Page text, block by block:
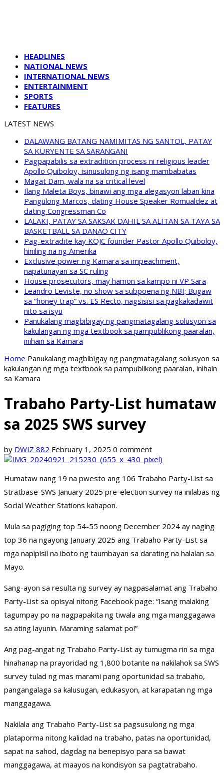
HEADLINES
NATIONAL NEWS
INTERNATIONAL NEWS
ENTERTAINMENT
SPORTS
FEATURES
LATEST NEWS
DALAWANG BATANG NAMIMITAS NG SANTOL, PATAY
SA KURYENTE SA SARANGANI
Pagpapabilis sa extradition process ni religious leader
Apollo Quiboloy, isinusulong ng isang mambabatas
Magat Dam, wala na sa critical level
Ilang Maleta Boys, binawi ang mga alegasyon laban kina
Pangulong Marcos, dating House Speaker Romualdez at
dating Congressman Co
LALAKI, PATAY SA SAKSAK DAHIL SA ALITAN SA TAYA SA
BASKETBALL SA DANAO CITY
Pag-extradite kay KOJC founder Pastor Apollo Quiboloy,
hiniling na ng Amerika
Exclusive power ng Kamara sa impeachment,
napatunayan sa SC ruling
House prosecutors, may hamon sa kampo ni VP Sara
Leandro Leviste, no show sa subpoena ng NBI; Bugaw
sa “honey trap” vs. ES Recto, nagsisisi sa pagkakadawit
nito sa isyu
Panukalang magbibigay ng pangmatagalang solusyon sa
kakulangan ng mga textbook sa pampublikong paaralan,
inihain sa Kamara
Home Panukalang magbibigay ng pangmatagalang solusyon sa
kakulangan ng mga textbook sa pampublikong paaralan, inihain
sa Kamara
Trabaho Party-List humataw
sa 2025 SWS survey
by DWIZ 882 February 1, 2025 0 comment
Humataw nang 19 na pwesto ang 106 Trabaho Party-List sa
Stratbase-SWS January 2025 pre-election survey na inilabas ng
Social Weather Stations kahapon.
Mula sa pagiging top 54-55 noong December 2024 ay naging
top 36 na ngayong January 2025 ang Trabaho Party-List sa
mga napipisil na iboto ng taumbayan sa darating na halalan sa
Mayo.
Sang-ayon sa resulta ng survey ay nagpasalamat ang Trabaho
Party-List sa opisyal nitong Facebook page: “Isang malaking
tagumpay po na nagpapakita ng tiwala ang mga manggagawa
sa ating layunin. Maraming salamat po!”
Ang pag-angat ng Trabaho Party-List ay tumugma rin sa mga
hinahanap na prayoridad ng 1,800 botante na nakilahok sa SWS
survey tulad ng mas marami pang oportunidad sa trabaho,
pangangalaga sa kalusugan, edukasyon, at karapatan ng mga
manggagawa.
Nakilala ang Trabaho Party-List sa pagsusulong ng mga
plataporma nitong kalidad na trabaho, patas na oportunidad,
sapat na sahod, dagdag na benepisyo para sa bawat
manggagawa, at maayos na kondisyon sa pagtatrabaho.